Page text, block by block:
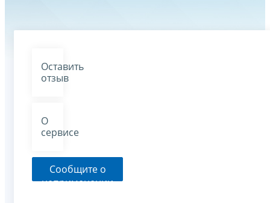
Оставить
отзыв
О
сервисе
Сообщите о
неприменении